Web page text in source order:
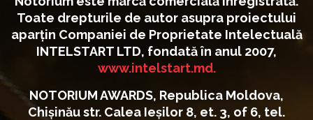
Toate drepturile de autor asupra proiectului
aparțin Companiei de Proprietate Intelectuală
INTELSTART LTD, fondată în anul 2007,
www.intelstart.md.
NOTORIUM AWARDS, Republica Moldova,
Chișinău str. Calea Ieșilor 8, et. 3, of 6, tel.